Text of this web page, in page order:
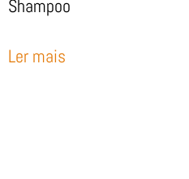
Shampoo
Ler mais